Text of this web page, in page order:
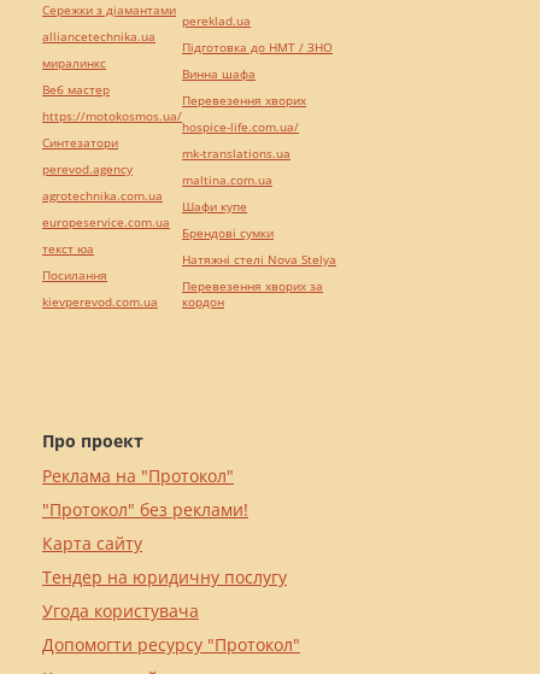
Про проект
Реклама на "Протокол"
"Протокол" без реклами!
Карта сайту
Тендер на юридичну послугу
Угода користувача
Допомогти ресурсу "Протокол"
Сережки з діамантами
alliancetechnika.ua
миралинкс
Веб мастер
https://motokosmos.ua/
Синтезатори
perevod.agency
agrotechnika.com.ua
europeservice.com.ua
текст юа
Посилання
kievperevod.com.ua
pereklad.ua
Підготовка до НМТ / ЗНО
Винна шафа
Перевезення хворих
hospice-life.com.ua/
mk-translations.ua
maltina.com.ua
Шафи купе
Брендові сумки
Натяжні стелі Nova Stelya
Перевезення хворих за
кордон